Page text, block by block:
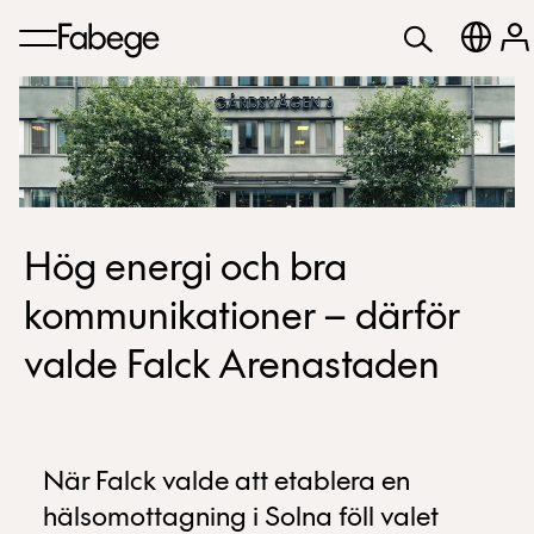
Hög energi och bra
kommunikationer – därför
valde Falck Arenastaden
När Falck valde att etablera en
hälsomottagning i Solna föll valet